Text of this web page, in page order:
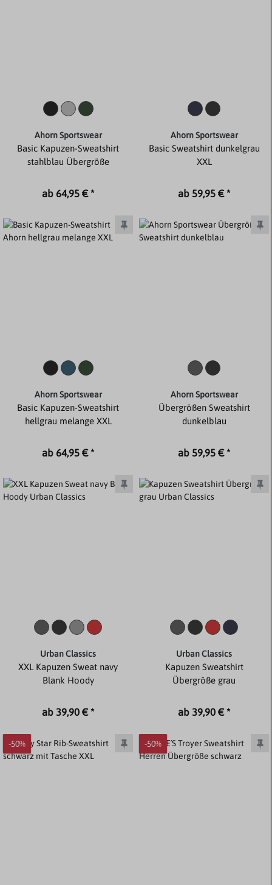
Ahorn Sportswear
Basic Kapuzen-Sweatshirt
stahlblau Übergröße
ab 64,95 € *
Ahorn Sportswear
Basic Sweatshirt dunkelgrau
XXL
ab 59,95 € *
Ahorn Sportswear
Basic Kapuzen-Sweatshirt
hellgrau melange XXL
ab 64,95 € *
Ahorn Sportswear
Übergrößen Sweatshirt
dunkelblau
ab 59,95 € *
Urban Classics
XXL Kapuzen Sweat navy
Blank Hoody
ab 39,90 € *
Urban Classics
Kapuzen Sweatshirt
Übergröße grau
ab 39,90 € *
-50% -50%